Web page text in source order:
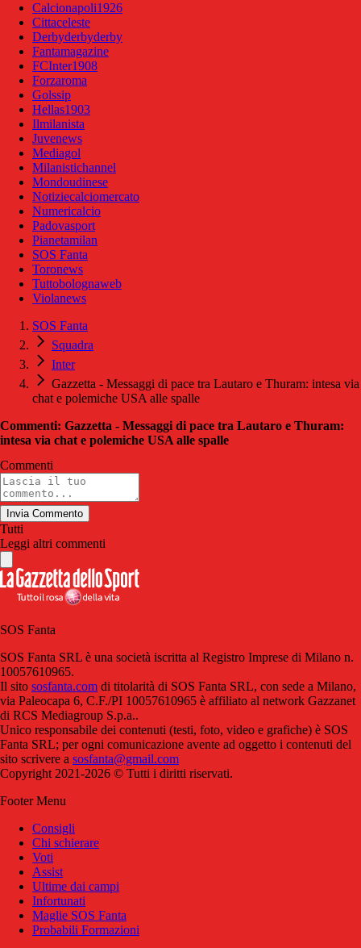
Calcionapoli1926
Cittaceleste
Derbyderbyderby
Fantamagazine
FCInter1908
Forzaroma
Golssip
Hellas1903
Ilmilanista
Juvenews
Mediagol
Milanistichannel
Mondoudinese
Notiziecalciomercato
Numericalcio
Padovasport
Pianetamilan
SOS Fanta
Toronews
Tuttobolognaweb
Violanews
SOS Fanta
Squadra
Inter
Gazzetta - Messaggi di pace tra Lautaro e Thuram: intesa via
chat e polemiche USA alle spalle
Commenti: Gazzetta - Messaggi di pace tra Lautaro e Thuram:
intesa via chat e polemiche USA alle spalle
Commenti
Invia Commento
Tutti
Leggi altri commenti
SOS Fanta
SOS Fanta SRL è una società iscritta al Registro Imprese di Milano n.
10057610965.
Il sito sosfanta.com di titolarità di SOS Fanta SRL, con sede a Milano,
via Paleocapa 6, C.F./PI 10057610965 è affiliato al network Gazzanet
di RCS Mediagroup S.p.a..
Unico responsabile dei contenuti (testi, foto, video e grafiche) è SOS
Fanta SRL; per ogni comunicazione avente ad oggetto i contenuti del
sito scrivere a sosfanta@gmail.com
Copyright 2021-2026 © Tutti i diritti riservati.
Footer Menu
Consigli
Chi schierare
Voti
Assist
Ultime dai campi
Infortunati
Maglie SOS Fanta
Probabili Formazioni